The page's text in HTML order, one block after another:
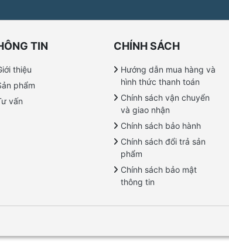
TIN
thiệu
phẩm
vấn
CHÍNH SÁCH
Hướng dẫn mua hàng và
hình thức thanh toán
Chính sách vận chuyển
và giao nhận
Chính sách bảo hành
Chính sách đổi trả sản
phẩm
Chính sách bảo mật
thông tin